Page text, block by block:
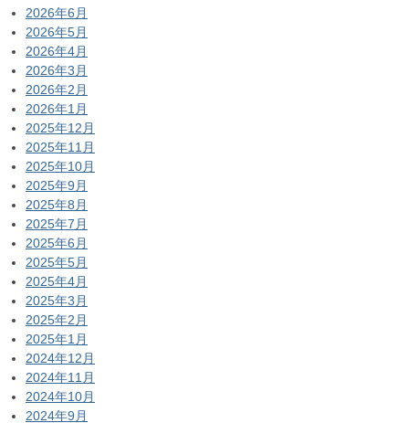
2026年6月
2026年5月
2026年4月
2026年3月
2026年2月
2026年1月
2025年12月
2025年11月
2025年10月
2025年9月
2025年8月
2025年7月
2025年6月
2025年5月
2025年4月
2025年3月
2025年2月
2025年1月
2024年12月
2024年11月
2024年10月
2024年9月